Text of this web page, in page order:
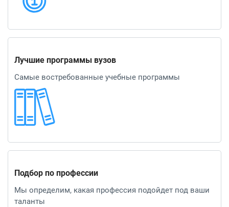
Лучшие программы вузов
Самые востребованные учебные программы
Подбор по профессии
Мы определим, какая профессия подойдет под ваши
таланты